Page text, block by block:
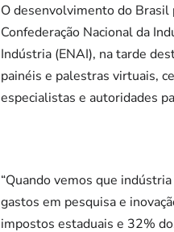
O desenvolvimento do Brasil
Confederação Nacional da
Indústria (ENAI), na tarde
painéis e palestras virtuais,
especialistas e autoridades
“Quando vemos que
gastos em pesquisa e
impostos estaduais e 32%